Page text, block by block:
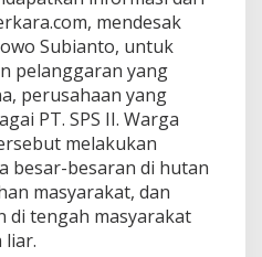
mendesak
Subianto, untuk
pelanggaran yang
perusahaan yang
PT. SPS II. Warga
melakukan
besar-besaran di hutan
masyarakat, dan
di tengah masyarakat
liar.